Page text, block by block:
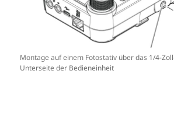
Montage auf einem Fotostativ über das 1/4-
Unterseite der Bedieneinheit